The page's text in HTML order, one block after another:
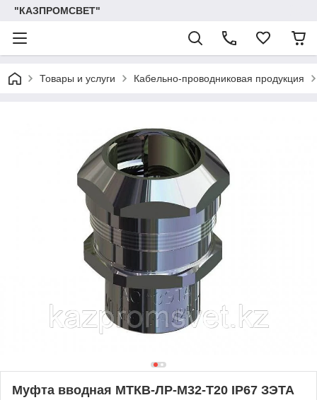
"КАЗПРОМСВЕТ"
Товары и услуги Кабельно-проводниковая продукция
Муфта вводная МТКВ-ЛР-М32-Т20 IP67 ЗЭТА